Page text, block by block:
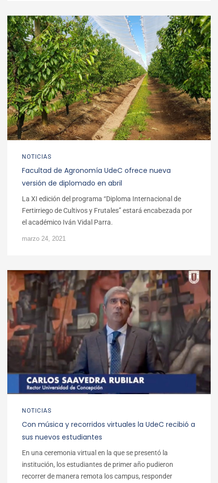
NOTICIAS
Facultad de Agronomía UdeC ofrece nueva
versión de diplomado en abril
La XI edición del programa “Diploma Internacional de
Fertirriego de Cultivos y Frutales” estará encabezada por
el académico Iván Vidal Parra.
marzo 24, 2021
NOTICIAS
Con música y recorridos virtuales la UdeC recibió a
sus nuevos estudiantes
En una ceremonia virtual en la que se presentó la
institución, los estudiantes de primer año pudieron
recorrer de manera remota los campus, responder